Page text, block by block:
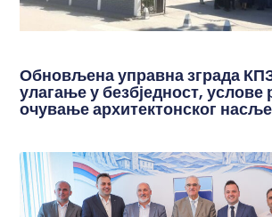
Обновљена управна зграда
улагање у безбједност, услове
очување архитектонског